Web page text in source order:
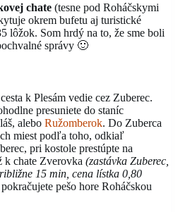
chate (tesne pod Roháčskymi
okrem bufetu aj turistické
lôžok. Som hrdý na to, že sme boli
správy 🙂
k Plesám vedie cez Zuberec.
presuniete do staníc
alebo Ružomberok. Do Zuberca
miest podľa toho, odkiaľ
pri kostole prestúpte na
k chate Zverovka (zastávka Zuberec,
15 min, cena lístka 0,80
pešo hore Roháčskou